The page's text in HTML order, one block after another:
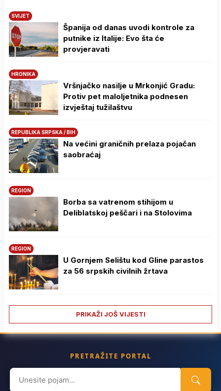
SVIJET
Španija od danas uvodi kontrole za
putnike iz Italije: Evo šta će
provjeravati
HRONIKA
Vršnjačko nasilje u Mrkonjić Gradu:
Protiv pet maloljetnika podnesen
izvještaj tužilaštvu
REPUBLIKA SRPSKA / BIH
Na većini graničnih prelaza pojačan
saobraćaj
REGION
Borba sa vatrenom stihijom u
Deliblatskoj peščari i na Stolovima
REGION
U Gornjem Selištu kod Gline parastos
za 56 srpskih civilnih žrtava
PRIKAŽI JOŠ VIJESTI
PRETRAŽITE PORTAL
Search
for: